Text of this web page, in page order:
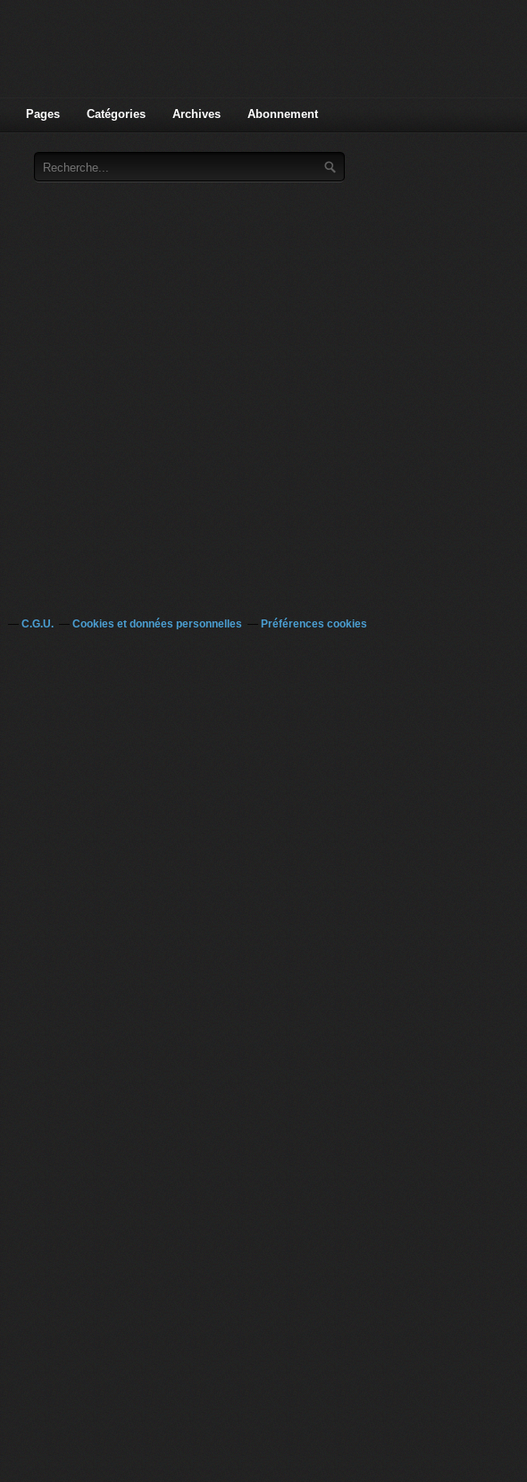
Pages Catégories Archives Abonnement
C.G.U. Cookies et données personnelles Préférences cookies